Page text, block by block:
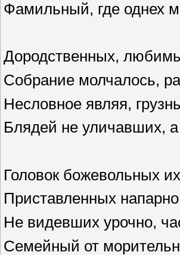
Фамильный, где однех
Дородственных,
Собрание молчалось,
Несловное являя,
Блядей не уличавших,
Головок божевольных
Приставленных
Не видевших урочно,
Семейный от